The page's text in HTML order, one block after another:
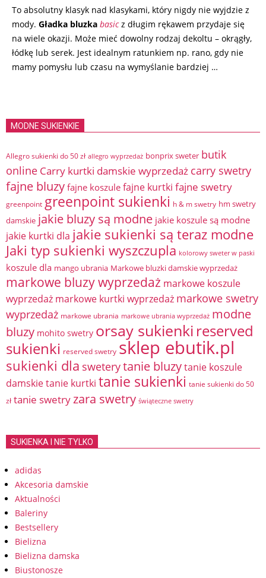
To absolutny klasyk nad klasykami, który nigdy nie wyjdzie z
mody. Gładka bluzka basicz długim rękawem przydaje się
na wiele okazji. Może mieć dowolny rodzaj dekoltu – okrągły,
łódkę lub serek. Jest idealnym ratunkiem np. rano, gdy nie
mamy pomysłu lub czasu na wymyślanie bardziej …
MODNE SUKIENKIE
Allegro sukienki do 50 zł allegro wyprzedaż bonprix sweter butik
online Carry kurtki damskie wyprzedaż carry swetry
fajne bluzy fajne koszule fajne kurtki fajne swetry
greenpoint greenpoint sukienki h & m swetry hm swetry
damskie jakie bluzy są modne jakie koszule są modne
jakie kurtki dla jakie sukienki są teraz modne
Jaki typ sukienki wyszczupla kolorowy sweter w paski
koszule dla mango ubrania Markowe bluzki damskie wyprzedaż
markowe bluzy wyprzedaż markowe koszule
wyprzedaż markowe kurtki wyprzedaż markowe swetry
wyprzedaż markowe ubrania markowe ubrania wyprzedaż modne
bluzy mohito swetry orsay sukienki reserved
sukienki reserved swetry sklep ebutik.pl
sukienki dla sweterytanie bluzytanie koszule
damskietanie kurtki tanie sukienki tanie sukienki do 50
zł tanie swetryzara swetry świąteczne swetry
SUKIENKA I NIE TYLKO
adidas
Akcesoria damskie
Aktualności
Baleriny
Bestsellery
Bielizna
Bielizna damska
Biustonosze